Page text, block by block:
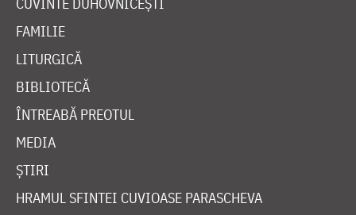
FAMILIE
LITURGICĂ
BIBLIOTECĂ
ÎNTREABĂ PREOTUL
MEDIA
ȘTIRI
HRAMUL SFINTEI CUVIOASE PARASCHEVA